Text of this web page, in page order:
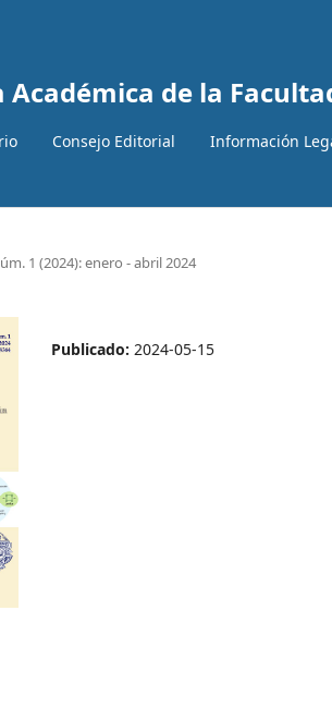
de la
Consejo Editorial Información
1 (2024): enero - abril 2024
Publicado: 2024-05-15